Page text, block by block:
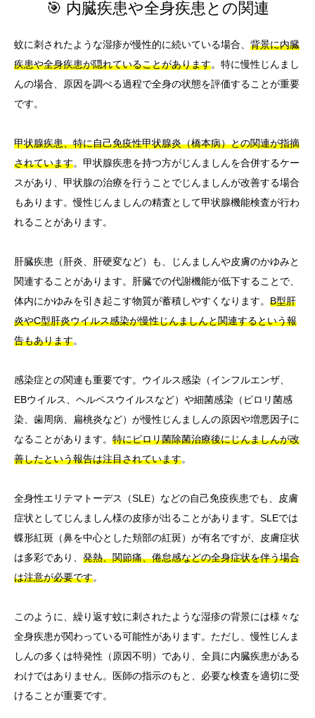
🎯 内臓疾患や全身疾患との関連
蚊に刺されたような湿疹が慢性的に続いている場合、 背景に内臓
疾患や全身疾患が隠れていることがあります。特に慢性じんまし
んの場合、原因を調べる過程で全身の状態を評価することが重要
です。
甲状腺疾患、特に自己免疫性甲状腺炎（橋本病）との関連が指摘
されています。甲状腺疾患を持つ方がじんましんを合併するケー
スがあり、甲状腺の治療を行うことでじんましんが改善する場合
もあります。慢性じんましんの精査として甲状腺機能検査が行わ
れることがあります。
肝臓疾患（肝炎、肝硬変など）も、じんましんや皮膚のかゆみと
関連することがあります。肝臓での代謝機能が低下することで、
体内にかゆみを引き起こす物質が蓄積しやすくなります。 B型肝
炎やC型肝炎ウイルス感染が慢性じんましんと関連するという報
告もあります。
感染症との関連も重要です。ウイルス感染（インフルエンザ、
EBウイルス、ヘルペスウイルスなど）や細菌感染（ピロリ菌感
染、歯周病、扁桃炎など）が慢性じんましんの原因や増悪因子に
なることがあります。 特にピロリ菌除菌治療後にじんましんが改
善したという報告は注目されています。
全身性エリテマトーデス（SLE）などの自己免疫疾患でも、皮膚
症状としてじんましん様の皮疹が出ることがあります。SLEでは
蝶形紅斑（鼻を中心とした頬部の紅斑）が有名ですが、皮膚症状
は多彩であり、 発熱、関節痛、倦怠感などの全身症状を伴う場合
は注意が必要です。
このように、繰り返す蚊に刺されたような湿疹の背景には様々な
全身疾患が関わっている可能性があります。ただし、慢性じんま
しんの多くは特発性（原因不明）であり、全員に内臓疾患がある
わけではありません。医師の指示のもと、必要な検査を適切に受
けることが重要です。